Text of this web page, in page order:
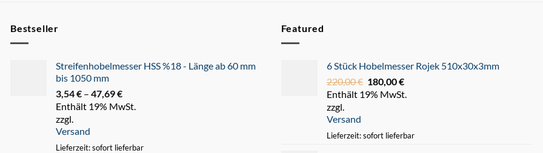
Bestseller
Streifenhobelmesser HSS %18 - Länge ab 60 mm
bis 1050 mm
3,54€ – 47,69€
3,54 €
Enthält 19% MwSt.
zzgl.
Versand
Lieferzeit: sofort lieferbar
Featured
6 Stück Hobelmesser Rojek 510x30x3mm
220,00€ Ursprünglicher
Preis
180,00€
Preis
Enthält 19% MwSt.
zzgl.
Versand
Lieferzeit: sofort lieferbar